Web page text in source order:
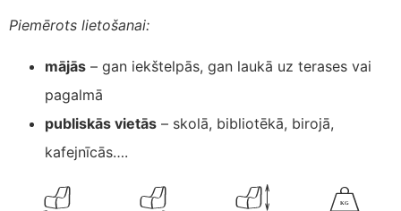
Piemērots lietošanai:
mājās – gan iekštelpās, gan laukā uz terases vai
pagalmā
publiskās vietās – skolā, bibliotēkā, birojā,
kafejnīcās….
KG